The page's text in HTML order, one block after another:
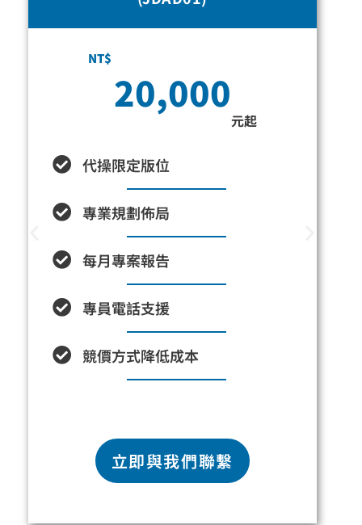
NT$
20,000
元起
代操限定版位
專業規劃佈局
每月專案報告
專員電話支援
競價方式降低成本
立即與我們聯繫